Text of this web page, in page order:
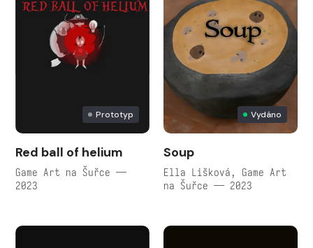
Prototyp
Red ball of helium
Game Art na Šuřce —
2023
Vydáno
Soup
Ella Lišková, Game Art
na Šuřce — 2023